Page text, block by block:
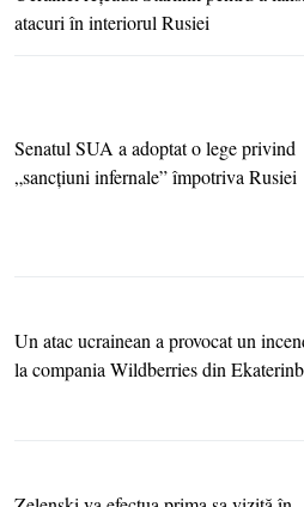
atacuri în interiorul Rusiei
Senatul SUA a adoptat o lege privind
„sancţiuni infernale” împotriva Rusiei
Un atac ucrainean a provocat un
la compania Wildberries din